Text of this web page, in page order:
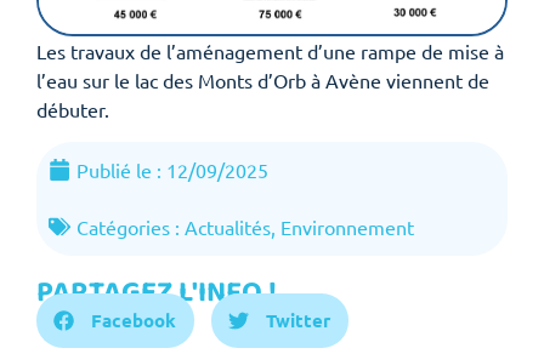
Les travaux de l’aménagement d’une rampe de mise à
l’eau sur le lac des Monts d’Orb à Avène viennent de
débuter.
Publié le : 12/09/2025
Catégories : Actualités Environnement
PARTAGEZ L'INFO !
Facebook Twitter